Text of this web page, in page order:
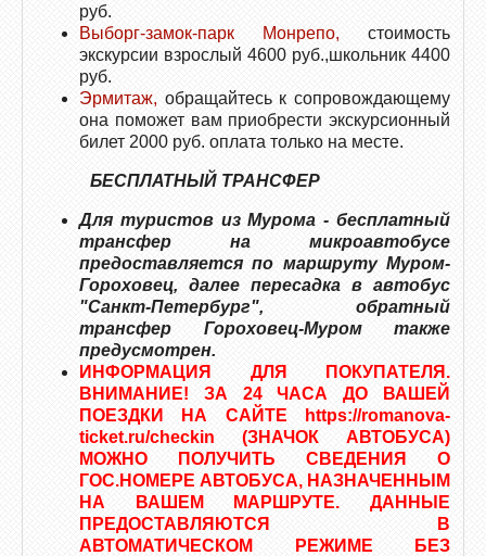
руб.
Выборг-замок-парк Монрепо, стоимость
экскурсии взрослый 4600 руб.,школьник 4400
руб.
Эрмитаж, обращайтесь к сопровождающему
она поможет вам приобрести экскурсионный
билет 2000 руб. оплата только на месте.
БЕСПЛАТНЫЙ ТРАНСФЕР
Для туристов из Мурома - бесплатный
трансфер на микроавтобусе
предоставляется по маршруту Муром-
Гороховец, далее пересадка в автобус
"Санкт-Петербург", обратный
трансфер Гороховец-Муром также
предусмотрен.
ИНФОРМАЦИЯ ДЛЯ ПОКУПАТЕЛЯ.
ВНИМАНИЕ! ЗА 24 ЧАСА ДО ВАШЕЙ
ПОЕЗДКИ НА САЙТЕ https://romanova-
ticket.ru/checkin (ЗНАЧОК АВТОБУСА)
МОЖНО ПОЛУЧИТЬ СВЕДЕНИЯ О
ГОС.НОМЕРЕ АВТОБУСА, НАЗНАЧЕННЫМ
НА ВАШЕМ МАРШРУТЕ. ДАННЫЕ
ПРЕДОСТАВЛЯЮТСЯ В
АВТОМАТИЧЕСКОМ РЕЖИМЕ БЕЗ